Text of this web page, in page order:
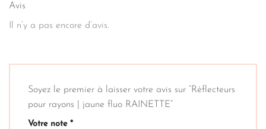
Avis
Il n’y a pas encore d’avis.
Soyez le premier à laisser votre avis sur “Réflecteurs
pour rayons | jaune fluo RAINETTE”
Votre note *